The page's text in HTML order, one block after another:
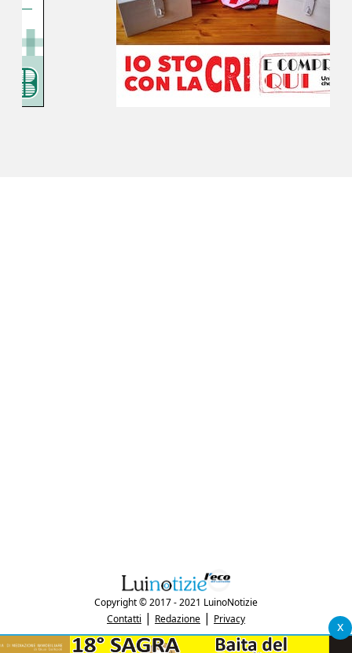
x
Copyright © 2017 - 2021 LuinoNotizie
Contatti | Redazione | Privacy
"Luinonotizie.it è una testata giornalistica iscritta al Registro Stampa del